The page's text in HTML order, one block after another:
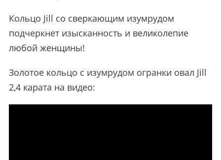
Кольцо Jill со сверкающим изумрудом
подчеркнет изысканность и великолепие
любой женщины!
Золотое кольцо с изумрудом огранки овал Jill
2,4 карата на видео: